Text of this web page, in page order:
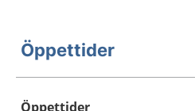
Öppettider
Öppettider